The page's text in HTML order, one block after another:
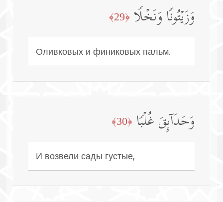
وَزَیۡتُونࣰا وَنَخۡلࣰا ﴿29﴾
Оливковых и финиковых пальм.
وَحَدَاۤىِٕقَ غُلۡبࣰا ﴿30﴾
И возвели сады густые,